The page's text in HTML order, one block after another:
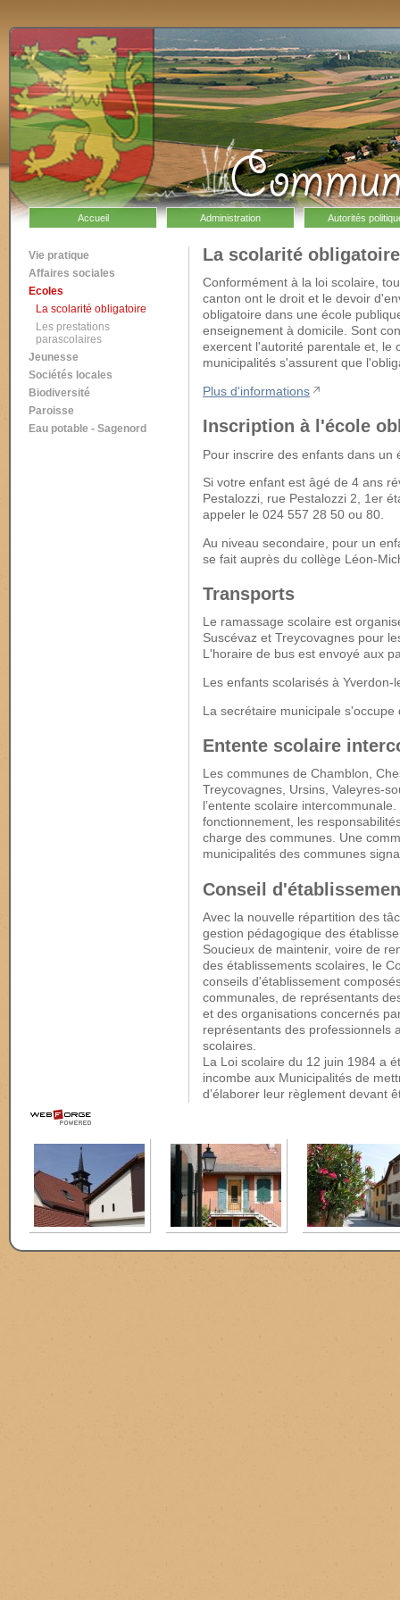
Accueil Administration Autorités
Vie pratique
Affaires sociales
Ecoles
La scolarité obligatoire
Les prestations
parascolaires
Jeunesse
Sociétés locales
Biodiversité
Paroisse
Eau potable - Sagenord
La scolarité obligatoire
Conformément à la loi scolaire,
canton ont le droit et le devoir
obligatoire dans une école
enseignement à domicile. Sont
exercent l'autorité parentale et, le
municipalités s'assurent que
Plus d'informations
Inscription à l'école
Pour inscrire des enfants dans un
Si votre enfant est âgé de 4 ans
Pestalozzi, rue Pestalozzi 2, 1er
appeler le 024 557 28 50 ou 80.
Au niveau secondaire, pour un
se fait auprès du collège Léon-
Transports
Le ramassage scolaire est
Suscévaz et Treycovagnes pour
L'horaire de bus est envoyé aux
Les enfants scolarisés à
La secrétaire municipale
Entente scolaire
Les communes de Chamblon,
Treycovagnes, Ursins, Valeyres-
l’entente scolaire
fonctionnement, les
charge des communes. Une
municipalités des communes
Conseil
Avec la nouvelle répartition des
gestion pédagogique des
Soucieux de maintenir, voire de
des établissements scolaires, le
conseils d'établissement
communales, de représentants
et des organisations concernés
représentants des professionnels
scolaires.
La Loi scolaire du 12 juin 1984 a
incombe aux Municipalités de
d’élaborer leur règlement devant